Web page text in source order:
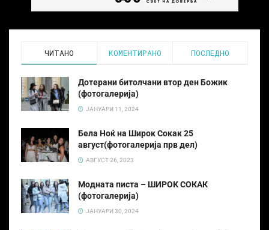
ЧИТАНО КОМЕНТИРАНО ПОСЛЕДНО
Дотерани битолчани втор ден Божик
(фотогалерија)
ЈАНУАРИ 11, 2024
Бела Ноќ на Широк Сокак 25
август(фотогалерија прв дел)
АВГУСТ 26, 2023
Модната писта – ШИРОК СОКАК
(фотогалерија)
ЈАНУАРИ 30, 2024